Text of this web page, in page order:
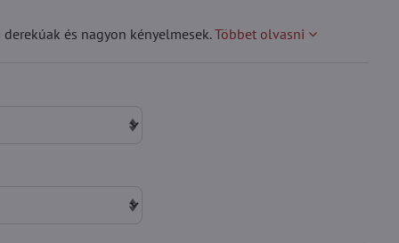
és nagyon kényelmesek.Többet olvasni